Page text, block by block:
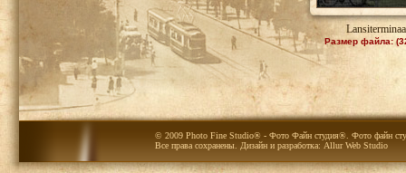
Размер файла:
© 2009 Photo Fine Studio® - Фото Файн студия®. Фото файн
Все права сохранены. Дизайн и разработка: Allur Web Studio